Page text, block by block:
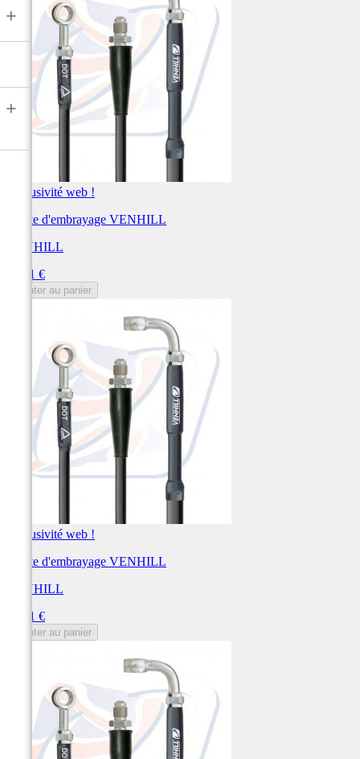
+
+
Exclusivité web !
Durite d'embrayage VENHILL
VENHILL
89,01 €
Ajouter au panier
Exclusivité web !
Durite d'embrayage VENHILL
VENHILL
89,01 €
Ajouter au panier